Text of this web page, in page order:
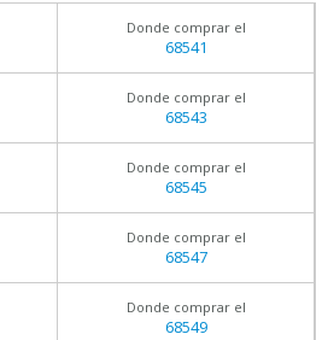
Donde comprar el
68541
Donde comprar el
68543
Donde comprar el
68545
Donde comprar el
68547
Donde comprar el
68549